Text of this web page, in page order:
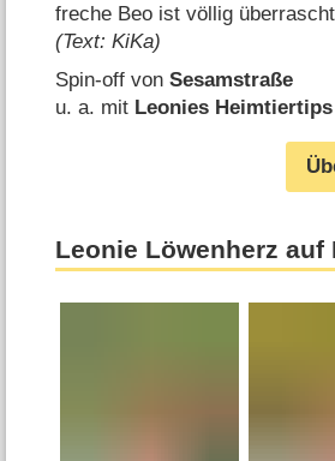
freche Beo ist völlig
(Text: KiKa)
Spin-off vonSesamstraße
u. a. mit Leonies Heimtiertips
Leonie Löwenherz auf